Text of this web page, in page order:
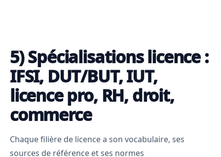
5) Spécialisations licence :
IFSI, DUT/BUT, IUT,
licence pro, RH, droit,
commerce
Chaque filière de licence a son vocabulaire, ses
sources de référence et ses normes